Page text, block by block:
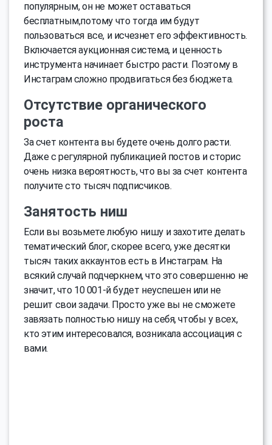
популярным, он не может оставаться
бесплатным,потому что тогда им будут
пользоваться все, и исчезнет его эффективность.
Включается аукционная система, и ценность
инструмента начинает быстро расти. Поэтому в
Инстаграм сложно продвигаться без бюджета.
Отсутствие органического
роста
За счет контента вы будете очень долго расти.
Даже с регулярной публикацией постов и сторис
очень низка вероятность, что вы за счет контента
получите сто тысяч подписчиков.
Занятость ниш
Если вы возьмете любую нишу и захотите делать
тематический блог, скорее всего, уже десятки
тысяч таких аккаунтов есть в Инстаграм. На
всякий случай подчеркнем, что это совершенно не
значит, что 10 001-й будет неуспешен или не
решит свои задачи. Просто уже вы не сможете
завязать полностью нишу на себя, чтобы у всех,
кто этим интересовался, возникала ассоциация с
вами.